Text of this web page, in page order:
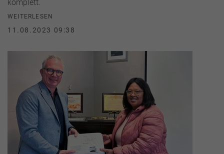
komplett.
WEITERLESEN
11.08.2023 09:38